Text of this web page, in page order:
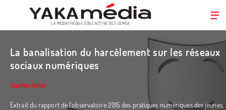
contenu
LA MÉDIATHÈQUE ÉDUC’ACTIVE DES CEMÉA
La banalisation du harcèlement sur les réseaux
sociaux numériques
Sophie Jehel
Extrait du rapport de l'observatoire 2015 des pratiques numériques des jeunes.